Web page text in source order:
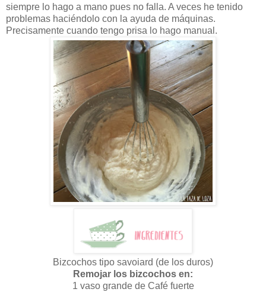
siempre lo hago a mano pues no falla. A veces he tenido
problemas haciéndolo con la ayuda de máquinas.
Precisamente cuando tengo prisa lo hago manual.
Bizcochos tipo savoiard (de los duros)
Remojar los bizcochos en:
1 vaso grande de Café fuerte